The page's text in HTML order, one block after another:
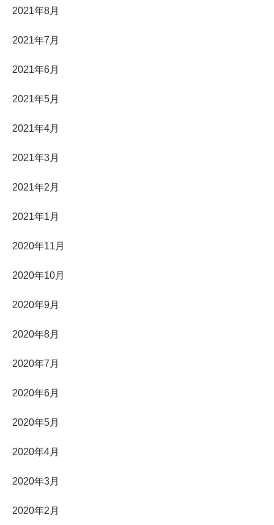
2021年8月
2021年7月
2021年6月
2021年5月
2021年4月
2021年3月
2021年2月
2021年1月
2020年11月
2020年10月
2020年9月
2020年8月
2020年7月
2020年6月
2020年5月
2020年4月
2020年3月
2020年2月